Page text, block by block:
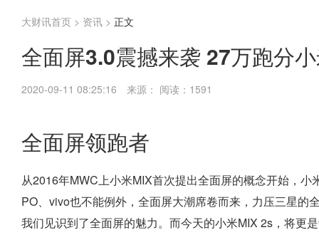
大财讯首页 > 资讯 > 正文
全面屏3.0震撼来袭 27万跑分
2020-09-11 08:25:16 来源： 阅读：1591
全面屏领跑者
从2016年MWC上小米MIX首次提出全面屏的概念开始，
PO、vivo也不能例外，全面屏大潮席卷而来，力压三星的
我们见识到了全面屏的魅力。而今天的小米MIX 2s，将更